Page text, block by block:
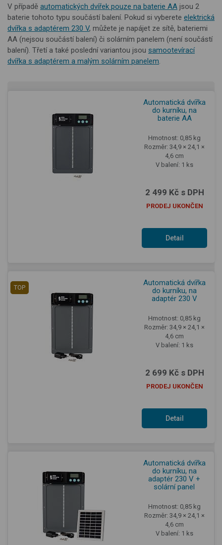
V případě automatických dvířek pouze na baterie AA jsou 2
baterie tohoto typu součástí balení. Pokud si vyberete elektrická
dvířka s adaptérem 230 V, můžete je napájet ze sítě, bateriemi
AA (nejsou součástí balení) či solárním panelem (není součástí
balení). Třetí a také poslední variantou jsou samootevírací
dvířka s adaptérem a malým solárním panelem.
Automatická dvířka
do kurníku, na
baterie AA
Hmotnost: 0,85 kg
Rozměr: 34,9 × 24,1 ×
4,6 cm
V balení: 1 ks
2 499 Kč s DPH
PRODEJ UKONČEN
Detail
TOP
Automatická dvířka
do kurníku, na
adaptér 230 V
Hmotnost: 0,85 kg
Rozměr: 34,9 × 24,1 ×
4,6 cm
V balení: 1 ks
2 699 Kč s DPH
PRODEJ UKONČEN
Detail
Automatická dvířka
do kurníku, na
adaptér 230 V +
solární panel
Hmotnost: 0,85 kg
Rozměr: 34,9 × 24,1 ×
4,6 cm
V balení: 1 ks